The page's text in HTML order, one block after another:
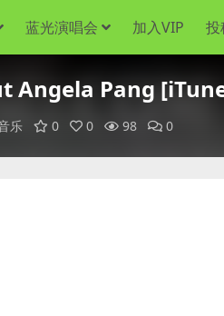
蓝光演唱会 加入VIP 投
Angela Pang
乐 0 0 98 0